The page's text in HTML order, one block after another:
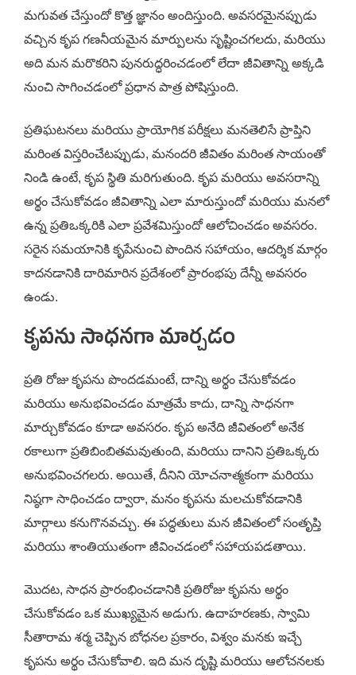
మగువత చేస్తుందో కొత్త జ్ఞానం అందిస్తుంది. అవసరమైనప్పుడు
వచ్చిన కృప గణనీయమైన మార్పులను సృష్టించగలదు, మరియు
అది మన మరొకరిని పునరుద్ధరించడంలో లేదా జీవితాన్ని అక్కడి
నుంచి సాగించడంలో ప్రధాన పాత్ర పోషిస్తుంది.
ప్రతిఘటనలు మరియు ప్రాయోగిక పరీక్షలు మనతెలిసే ప్రాప్తిని
మరింత విస్తరించేటప్పుడు, మనందరి జీవితం మరింత సాయంతో
నిండి ఉంటే, కృప స్థితి మరిగుతుంది. కృప మరియు అవసరాన్ని
అర్థం చేసుకోవడం జీవితాన్ని ఎలా మారుస్తుందో మరియు మనలో
ఉన్న ప్రతిఒక్కరికి ఎలా ప్రవేశమిస్తుందో ఆలోచించడం అవసరం.
సరైన సమయానికి కృపేనుంచి పొందిన సహాయం, ఆదర్శిక మార్గం
కాదనడానికి దారిమారిన ప్రదేశంలో ప్రారంభపు దేన్నీ అవసరం
ఉండు.
కృపను సాధనగా మార్చడం
ప్రతి రోజు కృపను పొందడమంటే, దాన్ని అర్థం చేసుకోవడం
మరియు అనుభవించడం మాత్రమే కాదు, దాన్ని సాధనగా
మార్చుకోవడం కూడా అవసరం. కృప అనేది జీవితంలో అనేక
రకాలుగా ప్రతిబింబితమవుతుంది, మరియు దానిని ప్రతిఒక్కరు
అనుభవించగలరు. అయితే, దీనిని యోచనాత్మకంగా మరియు
నిష్ఠగా సాధించడం ద్వారా, మనం కృపను మలచుకోవడానికి
మార్గాలు కనుగొనవచ్చు. ఈ పద్ధతులు మన జీవితంలో సంతృప్తి
మరియు శాంతియుతంగా జీవించడంలో సహాయపడతాయి.
మొదట, సాధన ప్రారంభించడానికి ప్రతిరోజు కృపను అర్థం
చేసుకోవడం ఒక ముఖ్యమైన అడుగు. ఉదాహరణకు, స్వామి
సీతారామ శర్మ చెప్పిన బోధనల ప్రకారం, విశ్వం మనకు ఇచ్చే
కృపను అర్థం చేసుకోవాలి. ఇది మన దృష్టి మరియు ఆలోచనలకు